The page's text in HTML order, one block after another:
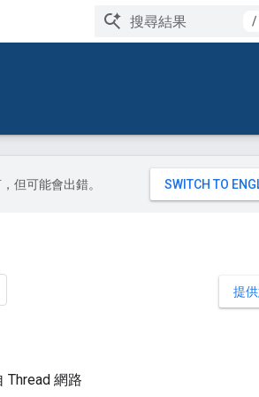
/
但可能會出錯。
提
Thread 網路